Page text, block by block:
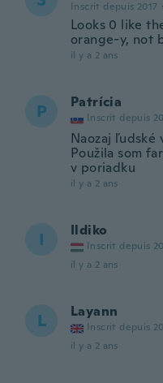
Inscrit depuis 2017 ·
Looks 0 like
orange-y, not
il y a 2 ans
P Patrícia
Inscrit depuis
Naozaj ľudské
Použila som
v poriadku
il y a 2 ans
I Ildiko
Inscrit depuis
il y a 2 ans
L Layann
Inscrit depuis
il y a 2 ans